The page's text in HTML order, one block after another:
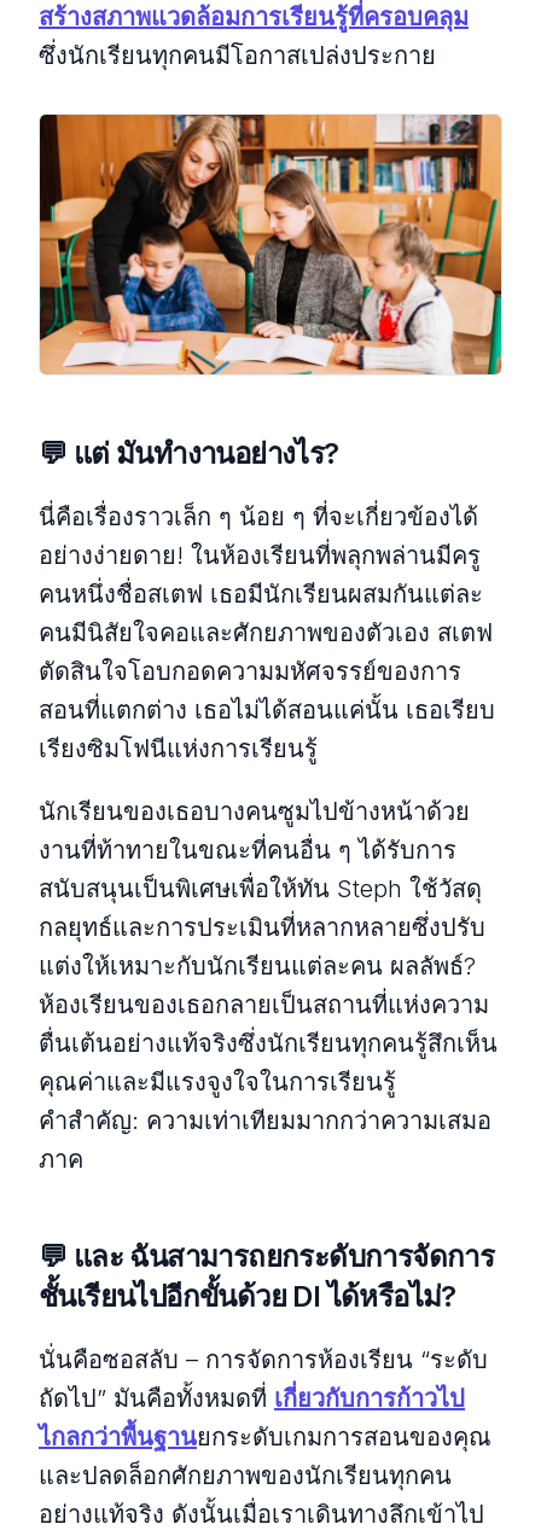
สร้างสภาพแวดล้อมการเรียนรู้ที่ครอบคลุม
ซึ่งนักเรียนทุกคนมีโอกาสเปล่งประกาย
💬 แต่ มันทํางานอย่างไร?
นี่คือเรื่องราวเล็ก ๆ น้อย ๆ ที่จะเกี่ยวข้องได้
อย่างง่ายดาย! ในห้องเรียนที่พลุกพล่านมีครู
คนหนึ่งชื่อสเตฟ เธอมีนักเรียนผสมกันแต่ละ
คนมีนิสัยใจคอและศักยภาพของตัวเอง สเตฟ
ตัดสินใจโอบกอดความมหัศจรรย์ของการ
สอนที่แตกต่าง เธอไม่ได้สอนแค่นั้น เธอเรียบ
เรียงซิมโฟนีแห่งการเรียนรู้
นักเรียนของเธอบางคนซูมไปข้างหน้าด้วย
งานที่ท้าทายในขณะที่คนอื่น ๆ ได้รับการ
สนับสนุนเป็นพิเศษเพื่อให้ทัน Steph ใช้วัสดุ
กลยุทธ์และการประเมินที่หลากหลายซึ่งปรับ
แต่งให้เหมาะกับนักเรียนแต่ละคน ผลลัพธ์?
ห้องเรียนของเธอกลายเป็นสถานที่แห่งความ
ตื่นเต้นอย่างแท้จริงซึ่งนักเรียนทุกคนรู้สึกเห็น
คุณค่าและมีแรงจูงใจในการเรียนรู้
คําสําคัญ: ความเท่าเทียมมากกว่าความเสมอ
ภาค
💬 และ ฉันสามารถยกระดับการจัดการ
ชั้นเรียนไปอีกขั้นด้วย DI ได้หรือไม่?
นั่นคือซอสลับ – การจัดการห้องเรียน “ระดับ
ถัดไป” มันคือทั้งหมดที่ เกี่ยวกับการก้าวไป
ไกลกว่าพื้นฐานยกระดับเกมการสอนของคุณ
และปลดล็อกศักยภาพของนักเรียนทุกคน
อย่างแท้จริง ดังนั้นเมื่อเราเดินทางลึกเข้าไป